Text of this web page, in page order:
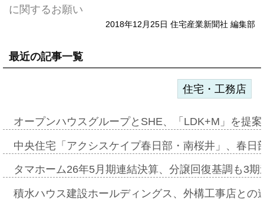
に関するお願い
2018年12月25日 住宅産業新聞社 編集部
最近の記事一覧
住宅・工務店
オープンハウスグループとSHE、「LDK+M」を提
中央住宅「アクシスケイプ春日部・南桜井」、春
タマホーム26年5月期連結決算、分譲回復基調も3
積水ハウス建設ホールディングス、外構工事店と